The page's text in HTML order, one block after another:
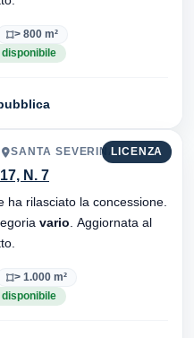
> 800 m²
LICENZA
SANTA SEVERINA, 88832
N. 7
rilasciato la concessione.
vario
> 1.000 m²